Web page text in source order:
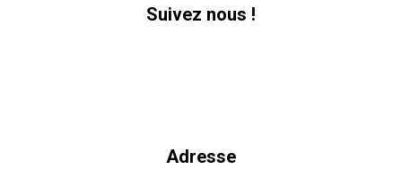
Suivez nous !
Adresse